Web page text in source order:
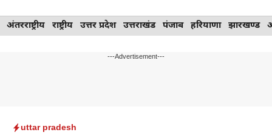
Skip
to
अंतरराष्ट्रीय राष्ट्रीय उत्तर प्रदेश उत्तराखंड पंजाब हरियाणा झारखण्ड
---Advertisement---
uttar pradesh